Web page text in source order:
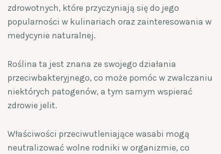
zdrowotnych, które przyczyniają się do jego
popularności w kulinariach oraz zainteresowania w
medycynie naturalnej.
Roślina ta jest znana ze swojego działania
przeciwbakteryjnego, co może pomóc w zwalczaniu
niektórych patogenów, a tym samym wspierać
zdrowie jelit.
Właściwości przeciwutleniające wasabi mogą
neutralizować wolne rodniki w organizmie, co